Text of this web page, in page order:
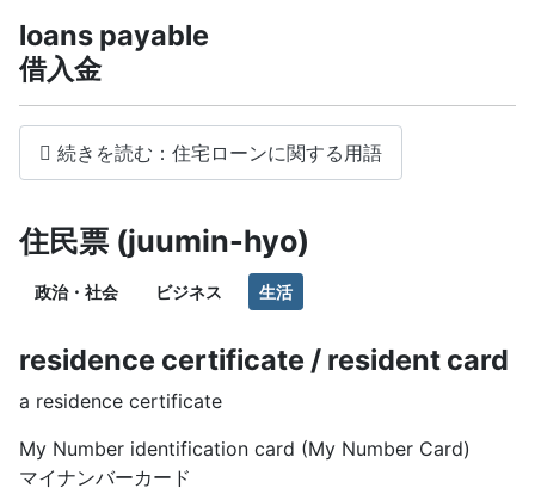
loans payable
借入金
続きを読む：住宅ローンに関する用語
住民票 (juumin-hyo)
政治・社会 ビジネス 生活
residence certificate / resident card
a residence certificate
My Number identification card (My Number Card)
マイナンバーカード